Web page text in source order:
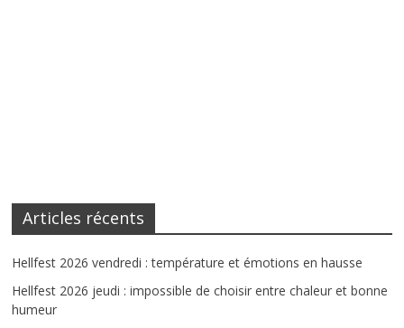
Articles récents
Hellfest 2026 vendredi : température et émotions en hausse
Hellfest 2026 jeudi : impossible de choisir entre chaleur et bonne
humeur